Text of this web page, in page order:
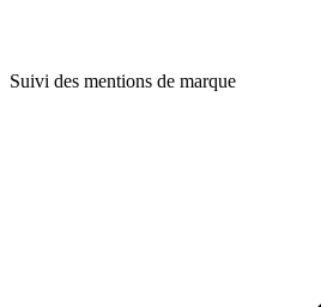
Suivi des mentions de marque